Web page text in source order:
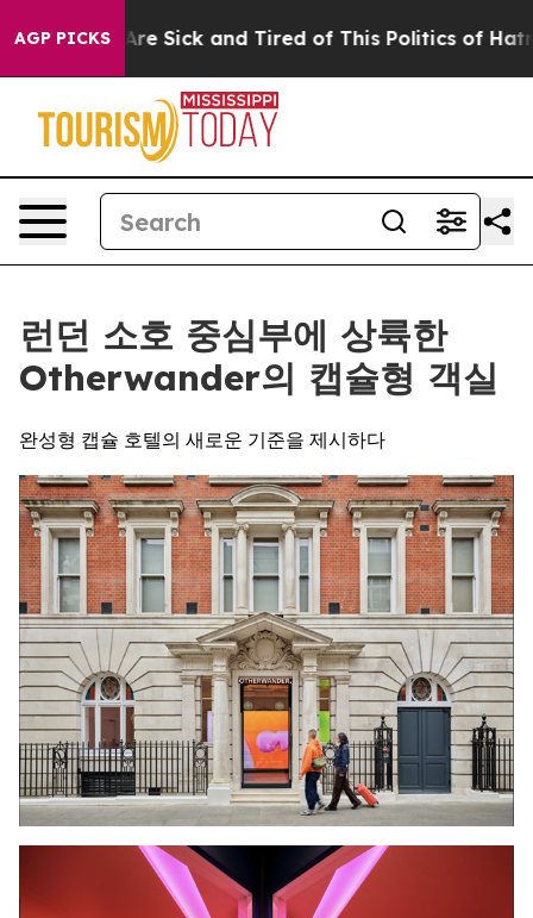
AGP PICKS
Are Sick and Tired of This Politics of Hatred”
런던 소호 중심부에 상륙한
Otherwander의 캡슐형 객실
완성형 캡슐 호텔의 새로운 기준을 제시하다